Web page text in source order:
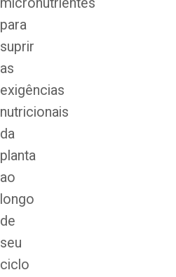
para
suprir
as
exigências
nutricionais
da
planta
ao
longo
de
seu
ciclo